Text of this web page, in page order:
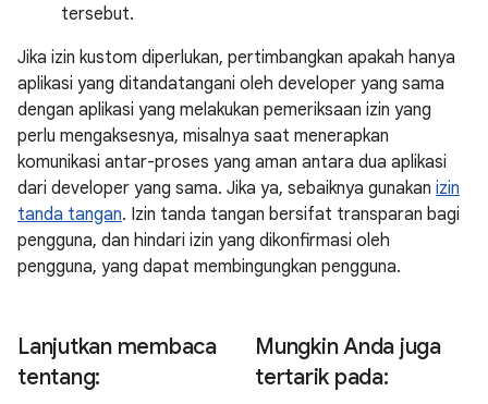
tersebut.
Jika izin kustom diperlukan, pertimbangkan apakah hanya
aplikasi yang ditandatangani oleh developer yang sama
dengan aplikasi yang melakukan pemeriksaan izin yang
perlu mengaksesnya, misalnya saat menerapkan
komunikasi antar-proses yang aman antara dua aplikasi
dari developer yang sama. Jika ya, sebaiknya gunakan izin
tanda tangan. Izin tanda tangan bersifat transparan bagi
pengguna, dan hindari izin yang dikonfirmasi oleh
pengguna, yang dapat membingungkan pengguna.
Lanjutkan membaca
tentang:
Mungkin Anda juga
tertarik pada: